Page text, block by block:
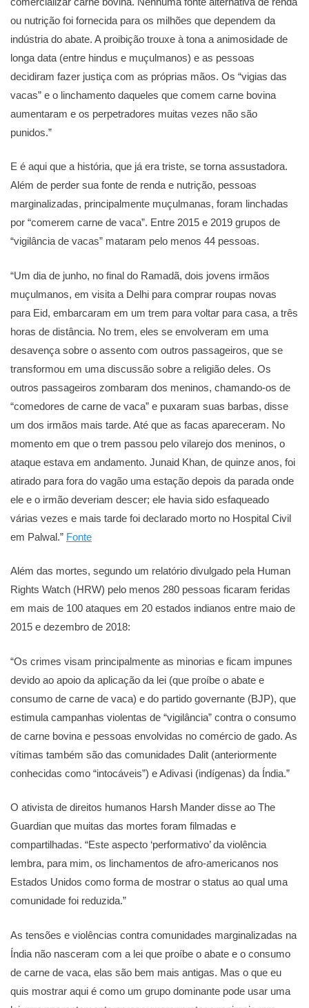
ou nutrição foi fornecida para os milhões que dependem da
indústria do abate. A proibição trouxe à tona a animosidade de
longa data (entre hindus e muçulmanos) e as pessoas
decidiram fazer justiça com as próprias mãos. Os “vigias das
vacas” e o linchamento daqueles que comem carne bovina
aumentaram e os perpetradores muitas vezes não são
punidos.”
E é aqui que a história, que já era triste, se torna assustadora.
Além de perder sua fonte de renda e nutrição, pessoas
marginalizadas, principalmente muçulmanas, foram linchadas
por “comerem carne de vaca”. Entre 2015 e 2019 grupos de
“vigilância de vacas” mataram pelo menos 44 pessoas.
“Um dia de junho, no final do Ramadã, dois jovens irmãos
muçulmanos, em visita a Delhi para comprar roupas novas
para Eid, embarcaram em um trem para voltar para casa, a três
horas de distância. No trem, eles se envolveram em uma
desavença sobre o assento com outros passageiros, que se
transformou em uma discussão sobre a religião deles. Os
outros passageiros zombaram dos meninos, chamando-os de
“comedores de carne de vaca” e puxaram suas barbas, disse
um dos irmãos mais tarde. Até que as facas apareceram. No
momento em que o trem passou pelo vilarejo dos meninos, o
ataque estava em andamento. Junaid Khan, de quinze anos, foi
atirado para fora do vagão uma estação depois da parada onde
ele e o irmão deveriam descer; ele havia sido esfaqueado
várias vezes e mais tarde foi declarado morto no Hospital Civil
em Palwal.” Fonte
Além das mortes, segundo um relatório divulgado pela Human
Rights Watch (HRW) pelo menos 280 pessoas ficaram feridas
em mais de 100 ataques em 20 estados indianos entre maio de
2015 e dezembro de 2018:
“Os crimes visam principalmente as minorias e ficam impunes
devido ao apoio da aplicação da lei (que proíbe o abate e
consumo de carne de vaca) e do partido governante (BJP), que
estimula campanhas violentas de “vigilância” contra o consumo
de carne bovina e pessoas envolvidas no comércio de gado. As
vítimas também são das comunidades Dalit (anteriormente
conhecidas como “intocáveis”) e Adivasi (indígenas) da Índia.”
O ativista de direitos humanos Harsh Mander disse ao The
Guardian que muitas das mortes foram filmadas e
compartilhadas. “Este aspecto ‘performativo’ da violência
lembra, para mim, os linchamentos de afro-americanos nos
Estados Unidos como forma de mostrar o status ao qual uma
comunidade foi reduzida.”
As tensões e violências contra comunidades marginalizadas na
Índia não nasceram com a lei que proíbe o abate e o consumo
de carne de vaca, elas são bem mais antigas. Mas o que eu
quis mostrar aqui é como um grupo dominante pode usar uma